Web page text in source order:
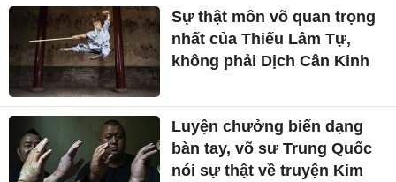
Sự thật môn võ quan trọng
nhất của Thiếu Lâm Tự,
không phải Dịch Cân Kinh
Luyện chưởng biến dạng
bàn tay, võ sư Trung Quốc
nói sự thật về truyện Kim